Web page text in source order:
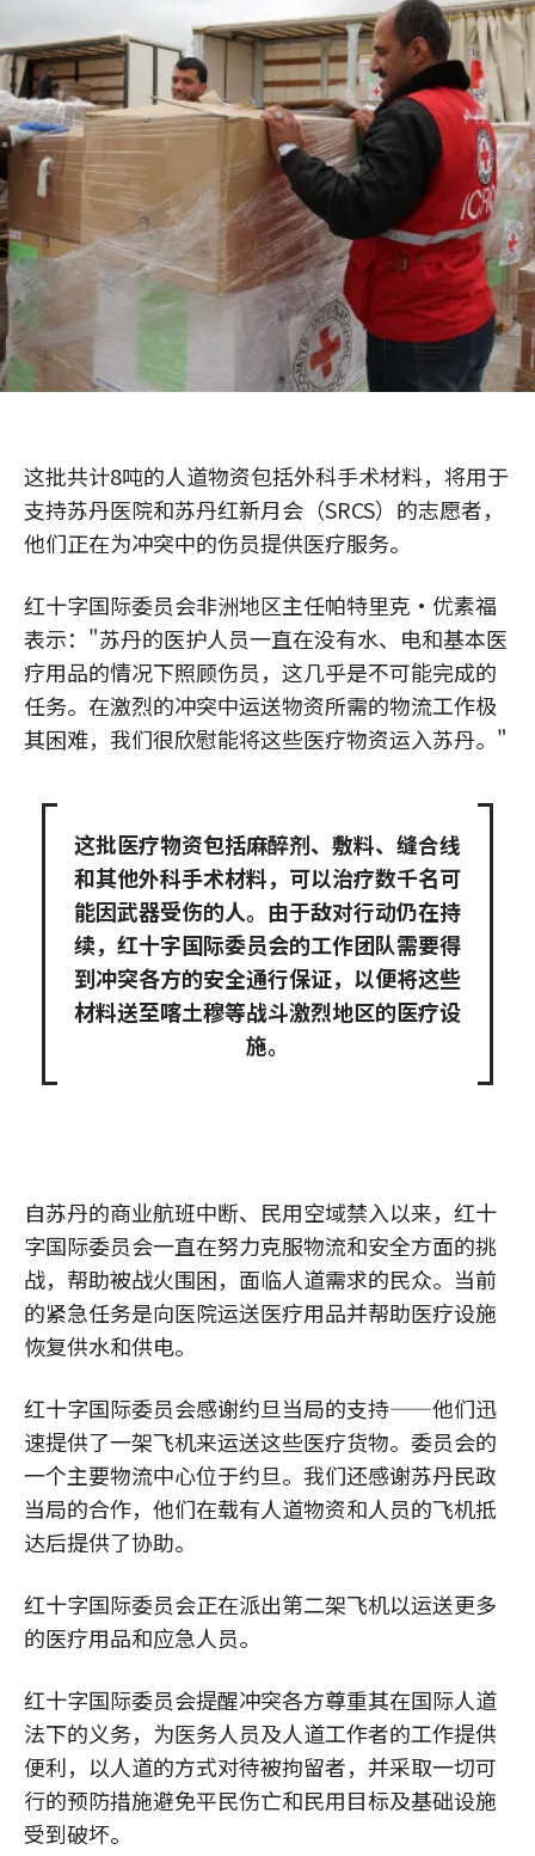
这批共计8吨的人道物资包括外科手术材料，将用于
支持苏丹医院和苏丹红新月会（SRCS）的志愿者，
他们正在为冲突中的伤员提供医疗服务。
红十字国际委员会非洲地区主任帕特里克·优素福
表示："苏丹的医护人员一直在没有水、电和基本医
疗用品的情况下照顾伤员，这几乎是不可能完成的
任务。在激烈的冲突中运送物资所需的物流工作极
其困难，我们很欣慰能将这些医疗物资运入苏丹。"
这批医疗物资包括麻醉剂、敷料、缝合线
和其他外科手术材料，可以治疗数千名可
能因武器受伤的人。由于敌对行动仍在持
续，红十字国际委员会的工作团队需要得
到冲突各方的安全通行保证，以便将这些
材料送至喀土穆等战斗激烈地区的医疗设
施。
自苏丹的商业航班中断、民用空域禁入以来，红十
字国际委员会一直在努力克服物流和安全方面的挑
战，帮助被战火围困，面临人道需求的民众。当前
的紧急任务是向医院运送医疗用品并帮助医疗设施
恢复供水和供电。
红十字国际委员会感谢约旦当局的支持——他们迅
速提供了一架飞机来运送这些医疗货物。委员会的
一个主要物流中心位于约旦。我们还感谢苏丹民政
当局的合作，他们在载有人道物资和人员的飞机抵
达后提供了协助。
红十字国际委员会正在派出第二架飞机以运送更多
的医疗用品和应急人员。
红十字国际委员会提醒冲突各方尊重其在国际人道
法下的义务，为医务人员及人道工作者的工作提供
便利，以人道的方式对待被拘留者，并采取一切可
行的预防措施避免平民伤亡和民用目标及基础设施
受到破坏。